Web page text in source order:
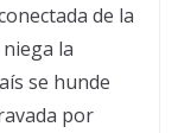
de la
la
se hunde
por